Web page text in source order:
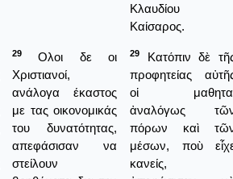
Κλαυδίου
Καίσαρος.
29
Ολοι δε οι
Χριστιανοί,
ανάλογα έκαστος
με τας οικονομικάς
του δυνατότητας,
απεφάσισαν να
στείλουν
29
Κατόπιν δὲ
προφητείας
οἱ
ἀναλόγως
πόρων καὶ
μέσων, ποὺ
κανείς,